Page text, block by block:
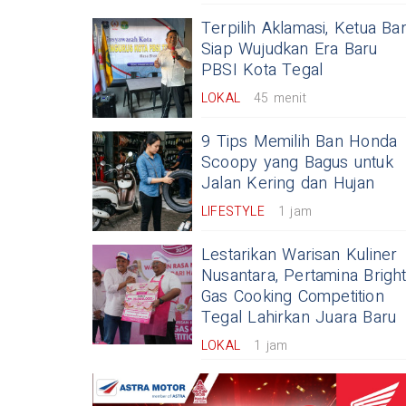
Terpilih Aklamasi, Ketua
Siap Wujudkan Era Baru
PBSI Kota Tegal
LOKAL 45 menit
9 Tips Memilih Ban Honda
Scoopy yang Bagus untuk
Jalan Kering dan Hujan
LIFESTYLE 1 jam
Lestarikan Warisan Kuliner
Nusantara, Pertamina Bright
Gas Cooking Competition
Tegal Lahirkan Juara Baru
LOKAL 1 jam